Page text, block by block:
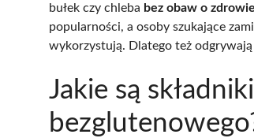
bułek czy chleba bez obaw o zdrowie
popularności, a osoby szukające
wykorzystują. Dlatego też
Jakie są